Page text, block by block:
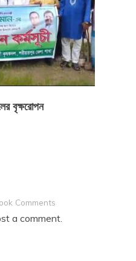
বৃক্ষরোপন
Comments
a comment.